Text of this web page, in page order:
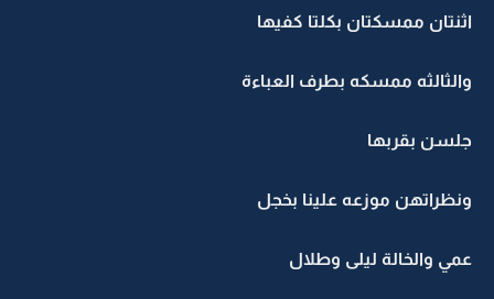
اثنتان ممسكتان بكلتا كفيها
والثالثه ممسكه بطرف العباءة
جلسن بقربها
ونظراتهن موزعه علينا بخجل
عمي والخالة ليلى وطلال